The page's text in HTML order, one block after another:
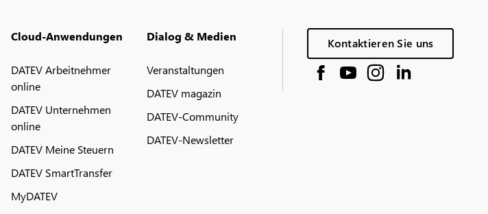
Cloud-Anwendungen
DATEV Arbeitnehmer
online
DATEV Unternehmen
online
DATEV Meine Steuern
DATEV SmartTransfer
MyDATEV
Dialog & Medien
Veranstaltungen
DATEV magazin
DATEV-Community
DATEV-Newsletter
Kontaktieren Sie uns